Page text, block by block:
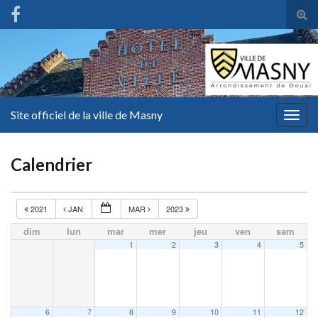
Site officiel de la ville de Masny
Calendrier
2021 JAN MAR 2023
dim lun mar mer jeu ven sam
1 2 3 4 5
6 7 8 9 10 11 12